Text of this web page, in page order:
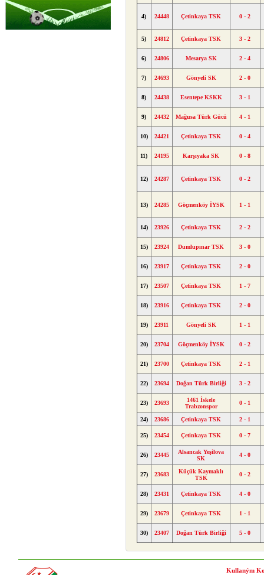
4) 24448 Çetinkaya TSK 0 - 2
5) 24812 Çetinkaya TSK 3 - 2
6) 24806 Mesarya SK 2 - 4
7) 24693 Gönyeli SK 2 - 0
8) 24438 Esentepe KSKK 3 - 1
9) 24432 Mağusa Türk Gücü 4 - 1
10) 24421 Çetinkaya TSK 0 - 4
11) 24195 Karşıyaka SK 0 - 8
12) 24287 Çetinkaya TSK 0 - 2
13) 24285 Göçmenköy İYSK 1 - 1
14) 23926 Çetinkaya TSK 2 - 2
15) 23924 Dumlupınar TSK 3 - 0
16) 23917 Çetinkaya TSK 2 - 0
17) 23507 Çetinkaya TSK 1 - 7
18) 23916 Çetinkaya TSK 2 - 0
19) 23911 Gönyeli SK 1 - 1
20) 23704 Göçmenköy İYSK 0 - 2
21) 23700 Çetinkaya TSK 2 - 1
22) 23694 Doğan Türk Birliği 3 - 2
23) 23693
1461 İskele
Trabzonspor
0 - 1
24) 23686 Çetinkaya TSK 2 - 1
25) 23454 Çetinkaya TSK 0 - 7
26) 23445
Alsancak Yeşilova
SK
4 - 0
27) 23683
Küçük Kaymaklı
TSK
0 - 2
28) 23431 Çetinkaya TSK 4 - 0
29) 23679 Çetinkaya TSK 1 - 1
30) 23407 Doğan Türk Birliği 5 - 0
Kullaným